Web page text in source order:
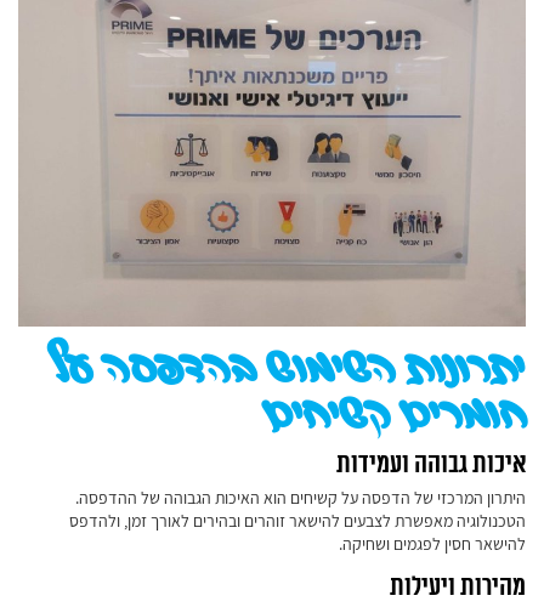
יתרונות השימוש בהדפסה על
חומרים קשיחים
איכות גבוהה ועמידות
היתרון המרכזי של הדפסה על קשיחים הוא האיכות הגבוהה של ההדפסה.
הטכנולוגיה מאפשרת לצבעים להישאר זוהרים ובהירים לאורך זמן, ולהדפס
להישאר חסין לפגמים ושחיקה.
מהירות ויעילות